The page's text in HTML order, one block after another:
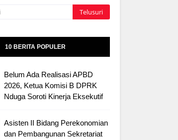
10 BERITA POPULER
Belum Ada Realisasi APBD
2026, Ketua Komisi B DPRK
Nduga Soroti Kinerja Eksekutif
Asisten II Bidang Perekonomian
dan Pembangunan Sekretariat